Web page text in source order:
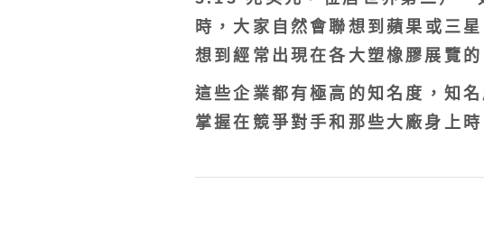
時，大家自然會聯想到蘋果或三
想到經常出現在各大塑橡膠展覽
這些企業都有極高的知名度，知
掌握在競爭對手和那些大廠身上